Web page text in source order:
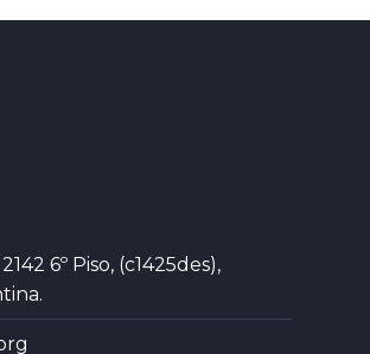
6º Piso, (c1425des),